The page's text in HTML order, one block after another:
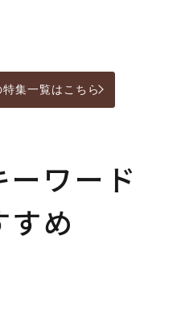
集一覧はこちら
ーワード
すめ